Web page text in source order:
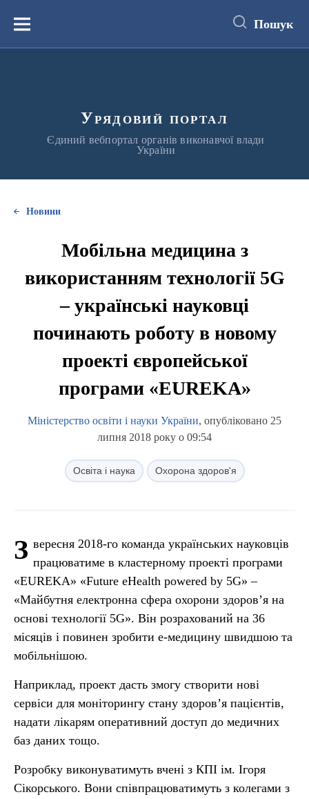
вмістуМеню Пошук
Урядовий портал
Єдиний вебпортал органів виконавчої влади
України
Новини
Мобільна медицина з
використанням технології 5G
– українські науковці
починають роботу в новому
проекті європейської
програми «EUREKA»
Міністерство освіти і науки України, опубліковано 25
липня 2018 року о 09:54
Освіта і наука Охорона здоров'я
З вересня 2018-го команда українських науковців
працюватиме в кластерному проекті програми
«EUREKA» «Future eHealth powered by 5G» –
«Майбутня електронна сфера охорони здоров’я на
основі технології 5G». Він розрахований на 36
місяців і повинен зробити е-медицину швидшою та
мобільнішою.
Наприклад, проект дасть змогу створити нові
сервіси для моніторингу стану здоров’я пацієнтів,
надати лікарям оперативний доступ до медичних
баз даних тощо.
Розробку виконуватимуть вчені з КПІ ім. Ігоря
Сікорського. Вони співпрацюватимуть з колегами з